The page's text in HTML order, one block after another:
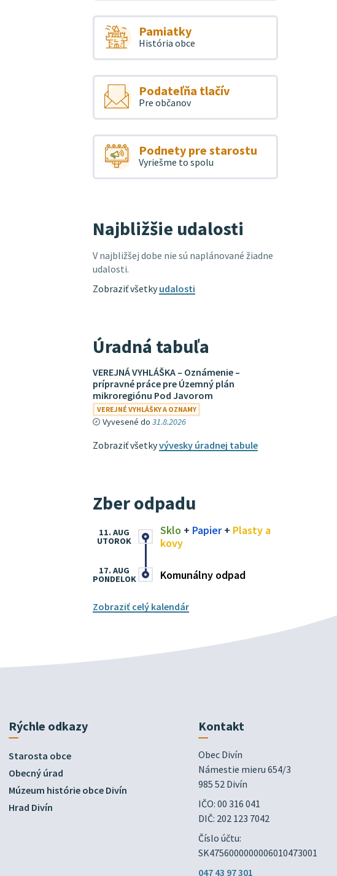
Pamiatky
História obce
Podateľňa tlačív
Pre občanov
Podnety pre starostu
Vyriešme to spolu
Najbližšie udalosti
V najbližšej dobe nie sú naplánované žiadne
udalosti.
Zobraziť všetkyudalosti
Úradná tabuľa
VEREJNÁ VYHLÁŠKA – Oznámenie –
prípravné práce pre Územný plán
mikroregiónu Pod Javorom
VEREJNÉ VYHLÁŠKY A OZNAMY
Vyvesené do 31.8.2026
Zobraziť všetkyvývesky úradnej tabule
Zber odpadu
Sklo + Papier+ Plasty a
kovy
11. AUG
UTOROK
Komunálny odpad
17. AUG
PONDELOK
Zobraziť celý kalendár
Rýchle odkazy
Starosta obce
Obecný úrad
Múzeum histórie obce Divín
Hrad Divín
Kontakt
Obec Divín
Námestie mieru 654/3
985 52 Divín
IČO: 00 316 041
DIČ: 202 123 7042
Číslo účtu:
SK4756000000006010473001
047 43 97 301